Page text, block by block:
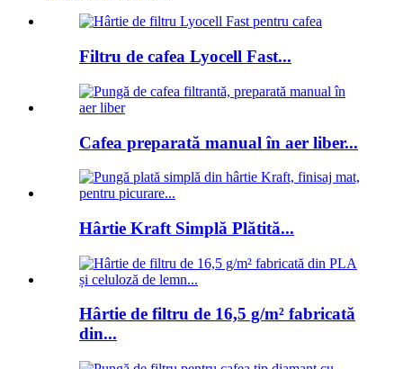
Filtru de cafea Lyocell Fast...
Cafea preparată manual în aer liber...
Hârtie Kraft Simplă Plătită...
Hârtie de filtru de 16,5 g/m² fabricată
din...